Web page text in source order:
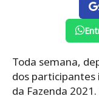
Toda semana,
dos participantes
da Fazenda